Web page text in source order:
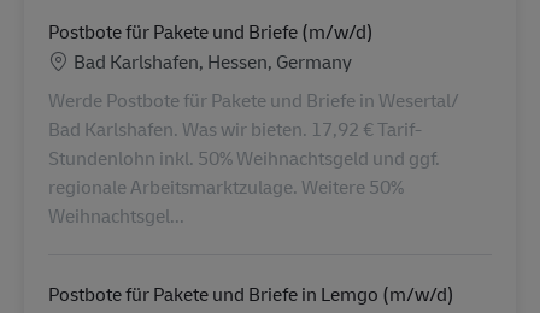
Postbote für Pakete und Briefe (m/w/d)
Location
Bad Karlshafen, Hessen, Germany
Werde Postbote für Pakete und Briefe in Wesertal/
Bad Karlshafen. Was wir bieten. 17,92 € Tarif-
Stundenlohn inkl. 50% Weihnachtsgeld und ggf.
regionale Arbeitsmarktzulage. Weitere 50%
Weihnachtsgel...
Postbote für Pakete und Briefe in Lemgo (m/w/d)